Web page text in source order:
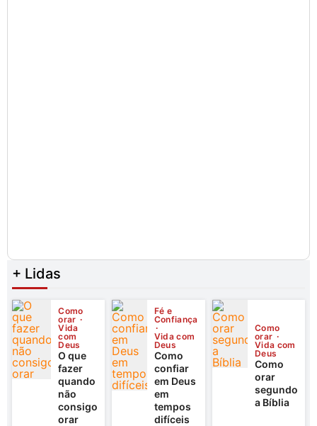
+ Lidas
Como
orar
Vida
com
Deus
O que
fazer
quando
não
consigo
orar
Fé e
Confiança
Vida com
Deus
Como
confiar
em Deus
em
tempos
difíceis
Como
orar
Vida com
Deus
Como
orar
segundo
a Bíblia